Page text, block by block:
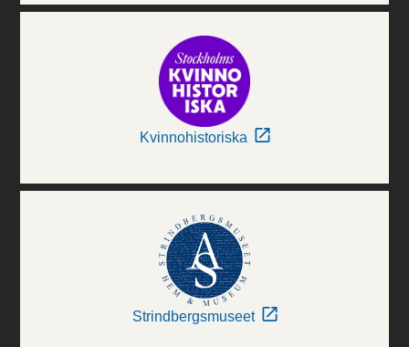
Kvinnohistoriska
Strindbergsmuseet